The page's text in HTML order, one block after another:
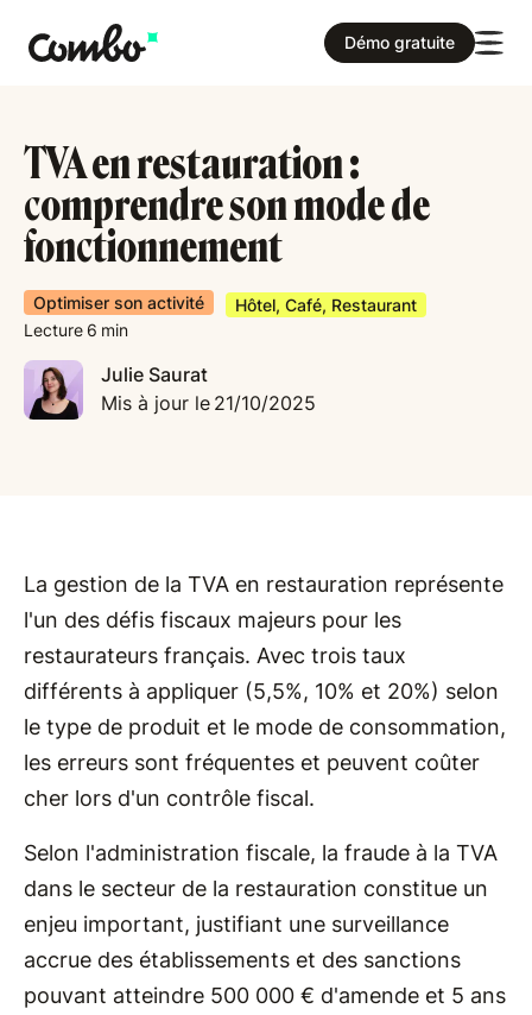
Démo gratuite
TVA en restauration :
comprendre son mode de
fonctionnement
Optimiser son activité
Hôtel, Café, Restaurant
Lecture 6 min
Julie Saurat
Mis à jour le 21/10/2025
La gestion de la TVA en restauration représente
l'un des défis fiscaux majeurs pour les
restaurateurs français. Avec trois taux
différents à appliquer (5,5%, 10% et 20%) selon
le type de produit et le mode de consommation,
les erreurs sont fréquentes et peuvent coûter
cher lors d'un contrôle fiscal.
Selon l'administration fiscale, la fraude à la TVA
dans le secteur de la restauration constitue un
enjeu important, justifiant une surveillance
accrue des établissements et des sanctions
pouvant atteindre 500 000 € d'amende et 5 ans